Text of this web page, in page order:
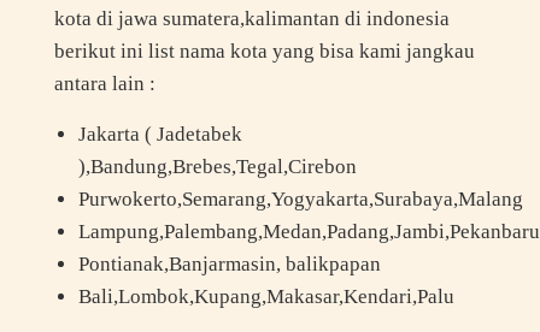
kota di jawa sumatera,kalimantan di indonesia
berikut ini list nama kota yang bisa kami jangkau
antara lain :
Jakarta ( Jadetabek
),Bandung,Brebes,Tegal,Cirebon
Purwokerto,Semarang,Yogyakarta,Surabaya,Malang
Lampung,Palembang,Medan,Padang,Jambi,Pekanbaru
Pontianak,Banjarmasin, balikpapan
Bali,Lombok,Kupang,Makasar,Kendari,Palu